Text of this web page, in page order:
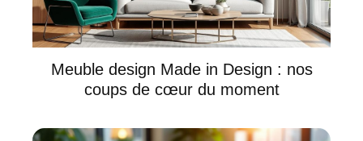
Meuble design Made in Design : nos
coups de cœur du moment